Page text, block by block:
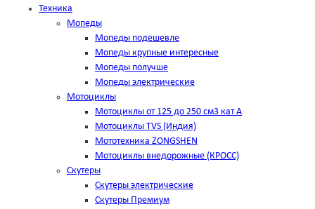
Техника
Мопеды
Мопеды подешевле
Мопеды крупные интересные
Мопеды получше
Мопеды электрические
Мотоциклы
Мотоциклы от 125 до 250 см3 кат А
Мотоциклы TVS (Индия)
Мототехника ZONGSHEN
Мотоциклы внедорожные (КРОСС)
Скутеры
Скутеры электрические
Скутеры Премиум